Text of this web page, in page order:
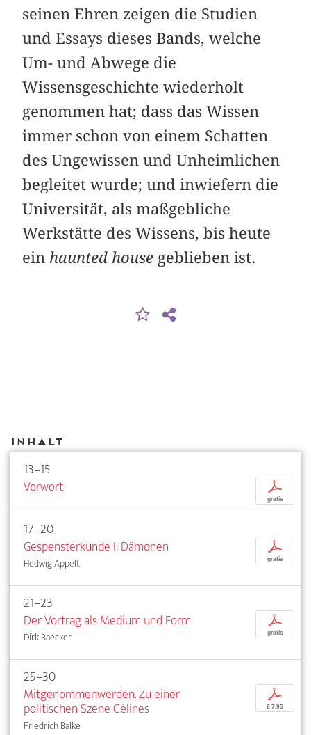
seinen Ehren zeigen die Studien
und Essays dieses Bands, welche
Um- und Abwege die
Wissensgeschichte wiederholt
genommen hat; dass das Wissen
immer schon von einem Schatten
des Ungewissen und Unheimlichen
begleitet wurde; und inwiefern die
Universität, als maßgebliche
Werkstätte des Wissens, bis heute
ein haunted house geblieben ist.
Inhalt
13–15
Vorwort
p
gratis
17–20
Gespensterkunde I: Dämonen
Hedwig Appelt
p
gratis
21–23
Der Vortrag als Medium und Form
Dirk Baecker
p
gratis
25–30
Mitgenommenwerden. Zu einer
politischen Szene Célines
Friedrich Balke
p
€ 7,95